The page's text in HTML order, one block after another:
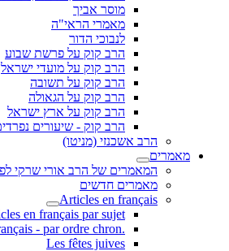
מוסר אביך
מאמרי הראי"ה
לנבוכי הדור
הרב קוק על פרשת שבוע
הרב קוק על מועדי ישראל
הרב קוק על תשובה
הרב קוק על הגאולה
הרב קוק על ארץ ישראל
הרב קוק - שיעורים
הרב אשכנזי (מניטו)
מאמרים
המאמרים של הרב אורי שרקי
מאמרים חדשים
Articles en français
en français par sujet
.Articles en français - par ordre chron
Les fêtes juives